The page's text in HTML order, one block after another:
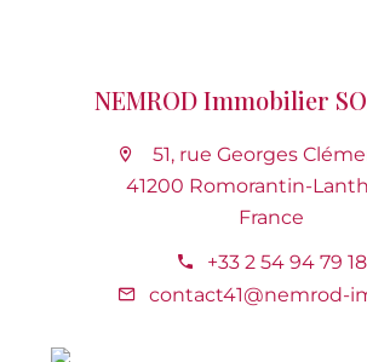
NEMROD Immobilier
51, rue Georges
41200 Romorantin-
France
+33 2 54 94 79 18
contact41@nemrod-